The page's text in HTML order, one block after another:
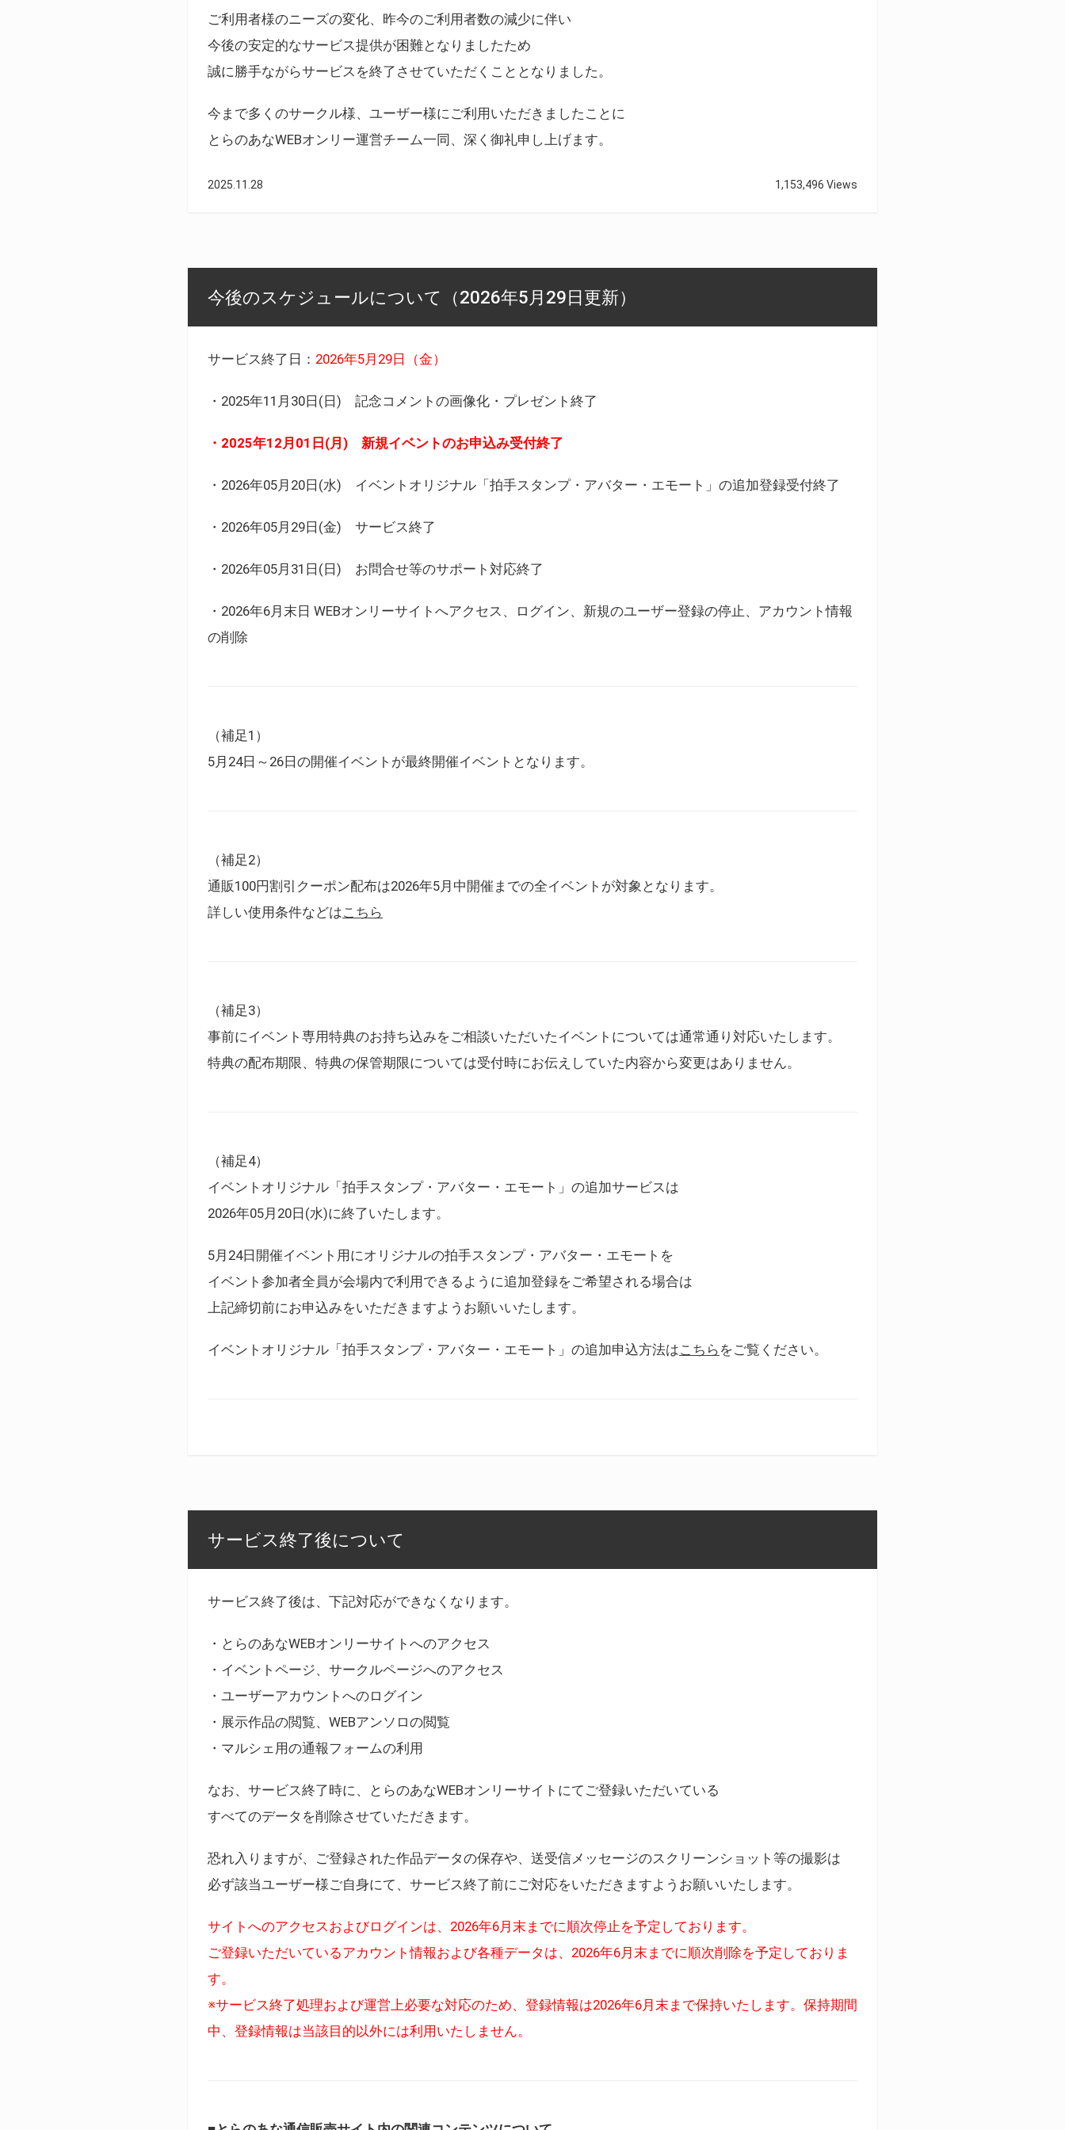
ご利用者様のニーズの変化、昨今のご利用者数の減少に伴い
今後の安定的なサービス提供が困難となりましたため
誠に勝手ながらサービスを終了させていただくこととなりました。
今まで多くのサークル様、ユーザー様にご利用いただきましたことに
とらのあなWEBオンリー運営チーム一同、深く御礼申し上げます。
2025.11.28 1,153,496 Views
今後のスケジュールについて（2026年5月29日更新）
サービス終了日： 2026年5月29日（金）
・2025年11月30日(日) 記念コメントの画像化・プレゼント終了
・2025年12月01日(月) 新規イベントのお申込み受付終了
・2026年05月20日(水) イベントオリジナル「拍手スタンプ・アバター・エモート」の追加登録受付終了
・2026年05月29日(金) サービス終了
・2026年05月31日(日) お問合せ等のサポート対応終了
・2026年6月末日 WEBオンリーサイトへアクセス、ログイン、新規のユーザー登録の停止、アカウント情報
の削除
（補足1）
5月24日～26日の開催イベントが最終開催イベントとなります。
（補足2）
通販100円割引クーポン配布は2026年5月中開催までの全イベントが対象となります。
詳しい使用条件などはこちら
（補足3）
事前にイベント専用特典のお持ち込みをご相談いただいたイベントについては通常通り対応いたします。
特典の配布期限、特典の保管期限については受付時にお伝えしていた内容から変更はありません。
（補足4）
イベントオリジナル「拍手スタンプ・アバター・エモート」の追加サービスは
2026年05月20日(水)に終了いたします。
5月24日開催イベント用にオリジナルの拍手スタンプ・アバター・エモートを
イベント参加者全員が会場内で利用できるように追加登録をご希望される場合は
上記締切前にお申込みをいただきますようお願いいたします。
イベントオリジナル「拍手スタンプ・アバター・エモート」の追加申込方法はこちら をご覧ください。
サービス終了後について
サービス終了後は、下記対応ができなくなります。
・とらのあなWEBオンリーサイトへのアクセス
・イベントページ、サークルページへのアクセス
・ユーザーアカウントへのログイン
・展示作品の閲覧、WEBアンソロの閲覧
・マルシェ用の通報フォームの利用
なお、サービス終了時に、とらのあなWEBオンリーサイトにてご登録いただいている
すべてのデータを削除させていただきます。
恐れ入りますが、ご登録された作品データの保存や、送受信メッセージのスクリーンショット等の撮影は
必ず該当ユーザー様ご自身にて、サービス終了前にご対応をいただきますようお願いいたします。
サイトへのアクセスおよびログインは、2026年6月末までに順次停止を予定しております。
ご登録いただいているアカウント情報および各種データは、2026年6月末までに順次削除を予定しておりま
す。
※サービス終了処理および運営上必要な対応のため、登録情報は2026年6月末まで保持いたします。保持期間
中、登録情報は当該目的以外には利用いたしません。